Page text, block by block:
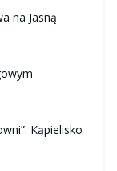
na Jasną
Kąpielisko